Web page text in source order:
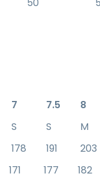
7 7.5 8
S S M
178 191 203
171 177 182